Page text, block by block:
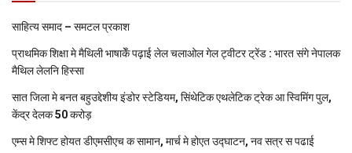
साहित्य समाद – समटल प्रकाश
प्राथमिक शि‍क्षा मे मैथि‍ली भाषाकेँ पढ़ाई लेल चलाओल गेल ट्वीटर ट्रेंड : भारत संगे नेपालक
मैथिल लेलनि हिस्सा
सात जिला मे बनत बहुउद्देशीय इंडोर स्‍टेडि‍यम, सिंथेटिक एथलेटिक ट्रेक आ स्विमिंग पुल,
केंद्र देलक 50 करोड़
एम्स मे शिफ्ट होयत डीएमसीएच क सामान, मार्च मे होएत उद्घाटन, नव सत्र स पढाई